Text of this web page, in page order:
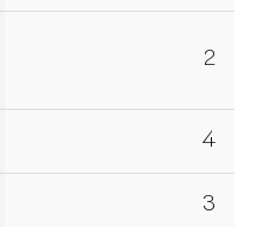
2
4
3